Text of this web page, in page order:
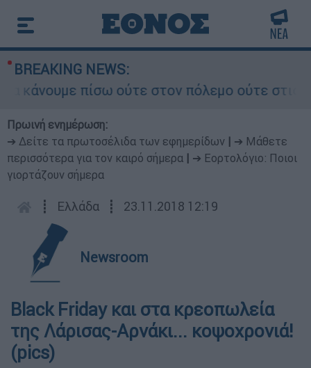
BREAKING NEWS:
πίσω ούτε στον πόλεμο ούτε στις
Πρωινή ενημέρωση:
➔ Δείτε τα πρωτοσέλιδα των εφημερίδων
➔ Μάθετε
περισσότερα για τον καιρό σήμερα
➔ Εορτολόγιο: Ποιοι
γιορτάζουν σήμερα
┋ Ελλάδα ┋ 23.11.2018 12:19
Newsroom
Black Friday και στα κρεοπωλεία
της Λάρισας-Αρνάκι... κοψοχρονιά!
(pics)